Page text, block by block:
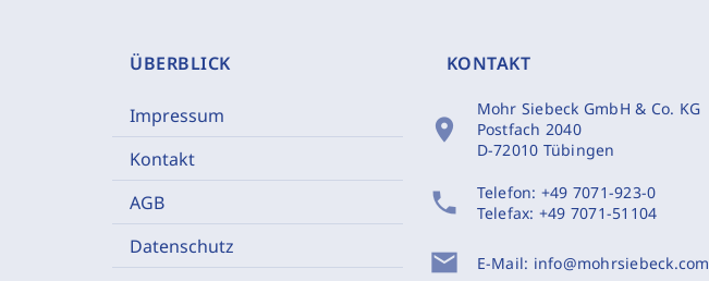
ÜBERBLICK
Impressum
Kontakt
AGB
Datenschutz
KONTAKT
location_on
Mohr Siebeck GmbH & Co. KG
Postfach 2040
D-72010 Tübingen
phone Telefon: +49 7071-923-0
Telefax: +49 7071-51104
mail E-Mail: info@mohrsiebeck.com